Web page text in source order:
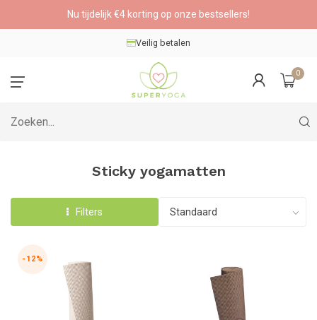
Nu tijdelijk €4 korting op onze bestsellers!
Veilig betalen
0
Sticky yogamatten
Filters
-12%